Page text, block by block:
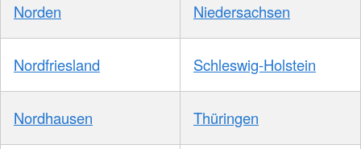
Norden Niedersachsen
Nordfriesland Schleswig-Holstein
Nordhausen Thüringen